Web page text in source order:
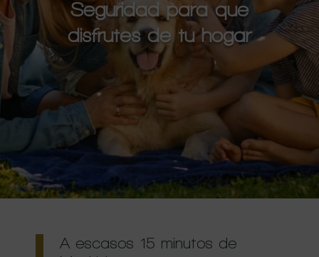
Seguridad para que
disfrutes de tu hogar
A escasos 15 minutos de